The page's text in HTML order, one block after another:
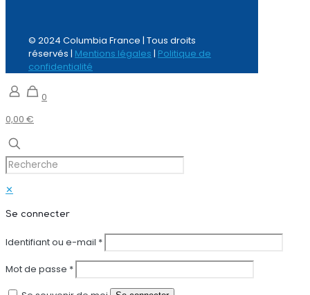
© 2024 Columbia France | Tous droits
réservés | Mentions légales | Politique de
confidentialité
0
0,00 €
✕
Se connecter
Identifiant ou e-mail *
Mot de passe *